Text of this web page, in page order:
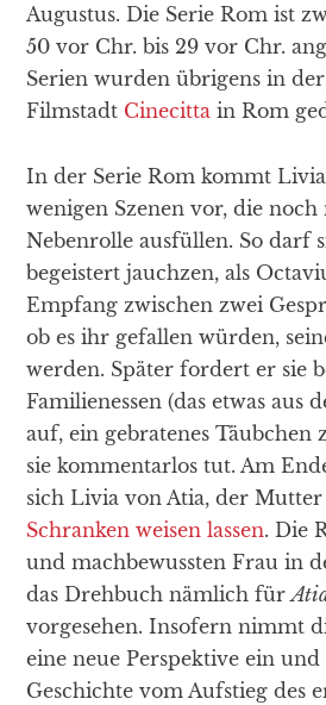
Augustus. Die Serie Rom ist
50 vor Chr. bis 29 vor Chr.
Serien wurden übrigens in
Filmstadt Cinecitta in Rom
In der Serie Rom kommt
wenigen Szenen vor, die
Nebenrolle ausfüllen. So darf
begeistert jauchzen, als
Empfang zwischen zwei
ob es ihr gefallen würden,
werden. Später fordert er sie
Familienessen (das etwas aus
auf, ein gebratenes Täubchen
sie kommentarlos tut. Am
sich Livia von Atia, der
Schranken weisen lassen. Die
und machbewussten Frau in
das Drehbuch nämlich für
vorgesehen. Insofern nimmt
eine neue Perspektive ein
Geschichte vom Aufstieg des